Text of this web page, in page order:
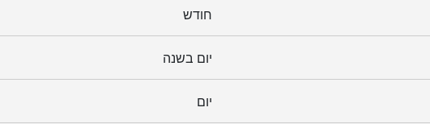
חודש
יום בשנה
יום